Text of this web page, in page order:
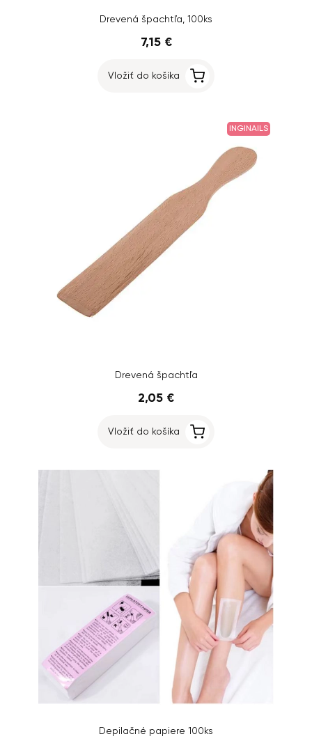
Drevená špachtľa, 100ks
7,15 €
Vložiť do košíka
INGINAILS
Drevená špachtľa
2,05 €
Vložiť do košíka
Depilačné papiere 100ks